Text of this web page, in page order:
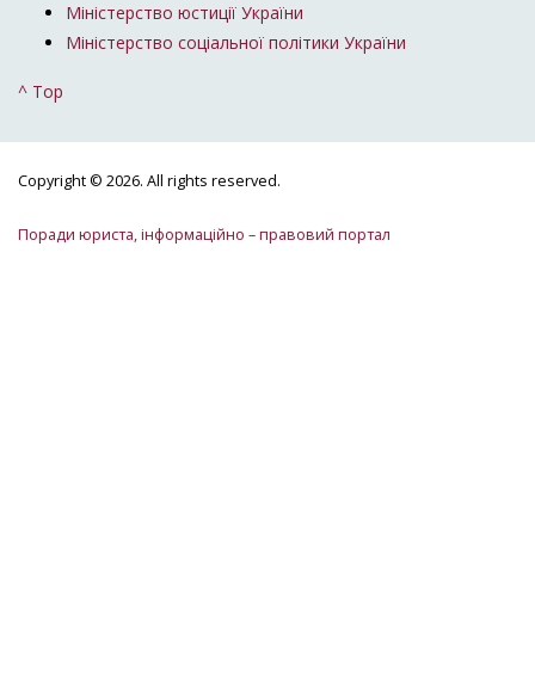
Міністерство юстиції України
Міністерство соціальної політики України
^ Top
Copyright © 2026. All rights reserved.
Поради юриста, інформаційно – правовий портал